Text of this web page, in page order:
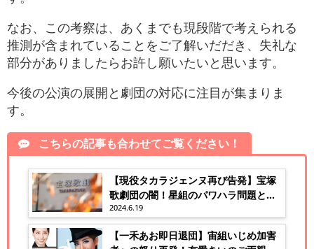
なお、この考察は、あくまでも現段階で考えられる
推測が含まれていることをご了解いだだき、失礼な
部分がありましたらお許し願いたいと思います。
今後の公演の展開と劇団の対応に注目が集まりま
す。
こちらの記事も合わせてご覧ください！
【現役タカラジェンヌ再び告発】宝塚
歌劇団の闇！星組のパワハラ問題と改
善の道！
2024.6.19
【一禾あお即日退団】宙組いじめ加害